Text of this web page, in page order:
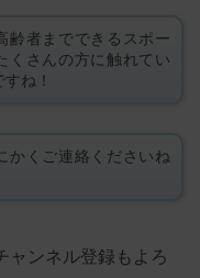
齢者までできるスポー
くさんの方に触れてい
ね！
かくご連絡くださいね
ャンネル登録もよろ